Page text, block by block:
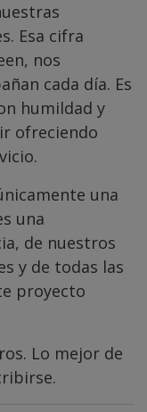
Esa cifra
nos
cada día. Es
humildad y
ofreciendo
una
una
de nuestros
y de todas las
proyecto
Lo mejor de